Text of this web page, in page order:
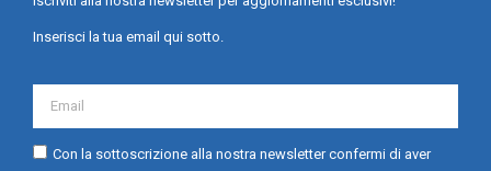
Inserisci la tua email qui sotto.
Con la sottoscrizione alla nostra newsletter confermi di aver